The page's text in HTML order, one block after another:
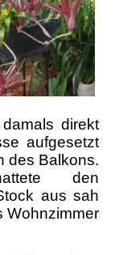
direkt
aufgesetzt
des Balkons.
den
aus sah
Wohnzimmer